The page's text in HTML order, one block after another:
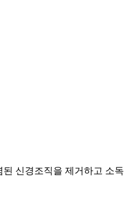
신경조직을 제거하고 소